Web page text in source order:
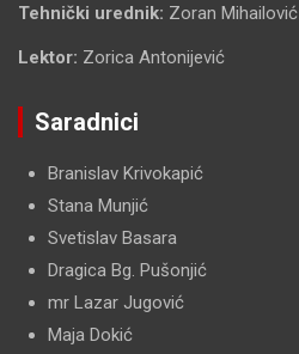
Tehnički urednik: Zoran Mihailović
Lektor: Zorica Antonijević
Saradnici
Branislav Krivokapić
Stana Munjić
Svetislav Basara
Dragica Bg. Pušonjić
mr Lazar Jugović
Maja Dokić